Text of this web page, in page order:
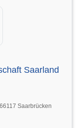
Saarland
Saarbrücken